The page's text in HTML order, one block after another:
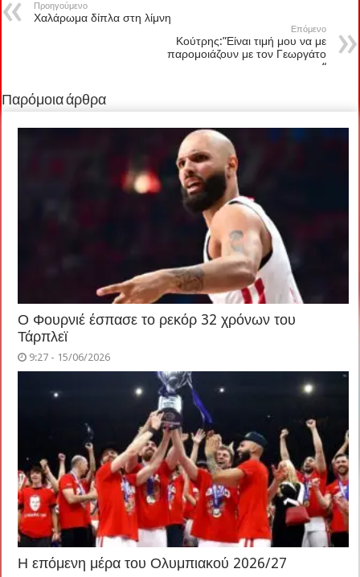
Προηγούμενο
Χαλάρωμα δίπλα στη λίμνη
Επόμενο
Κούτρης:”Είναι τιμή μου να με
παρομοιάζουν με τον Γεωργάτο
“
Παρόμοια άρθρα
Ο Φουρνιέ έσπασε το ρεκόρ 32 χρόνων του
Τάρπλεϊ
9:27 - 15/06/2026
Η επόμενη μέρα του Ολυμπιακού 2026/27